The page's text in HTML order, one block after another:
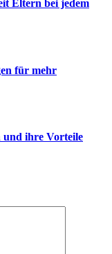
Eltern bei jedem
für mehr
und ihre Vorteile